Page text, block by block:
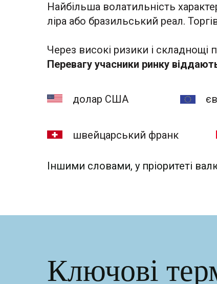
Найбільша волатильність
ліра або бразильський реал.
Через високі ризики і складнощі
Перевагу учасники ринку
долар США
швейцарський франк
Іншими словами, у пріоритеті
Ключові